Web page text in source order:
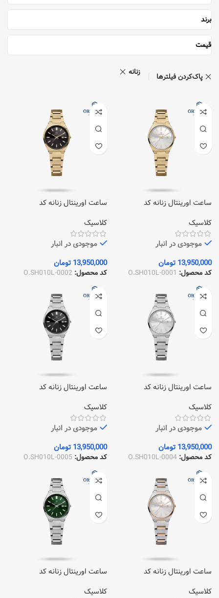
برند
قیمت
پاک‌کردن فیلترها زنانه
ساعت اورینتال زنانه کد
کلاسیک
موجودی در انبار
13,950,000 تومان
کد محصول: O.SH010L-0001
ساعت اورینتال زنانه کد
کلاسیک
موجودی در انبار
13,950,000 تومان
کد محصول: O.SH010L-0002
ساعت اورینتال زنانه کد
کلاسیک
موجودی در انبار
13,950,000 تومان
کد محصول: O.SH010L-0004
ساعت اورینتال زنانه کد
کلاسیک
موجودی در انبار
13,950,000 تومان
کد محصول: O.SH010L-0005
ساعت اورینتال زنانه کد
کلاسیک
ساعت اورینتال زنانه کد
کلاسیک